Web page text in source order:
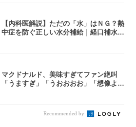
【内科医解説】ただの「水」はＮＧ？熱
中症を防ぐ正しい水分補給｜経口補水
マクドナルド、美味すぎてファン絶叫
「うますぎ」「うおおおお」「想像より
Recommended by